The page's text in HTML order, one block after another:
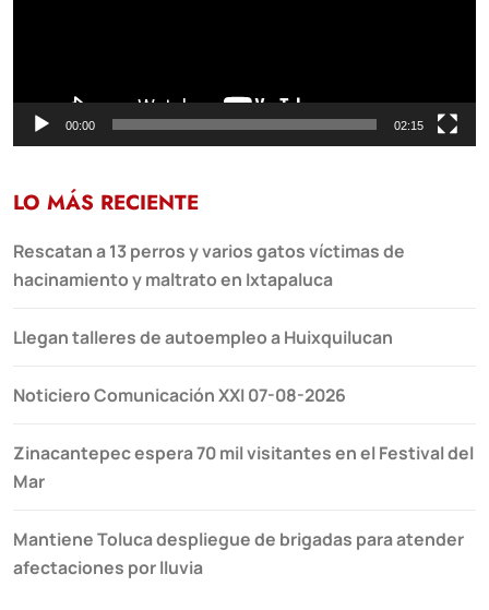
00:00 02:15
LO MÁS RECIENTE
Rescatan a 13 perros y varios gatos víctimas de
hacinamiento y maltrato en Ixtapaluca
Llegan talleres de autoempleo a Huixquilucan
Noticiero Comunicación XXI 07-08-2026
Zinacantepec espera 70 mil visitantes en el Festival del
Mar
Mantiene Toluca despliegue de brigadas para atender
afectaciones por lluvia